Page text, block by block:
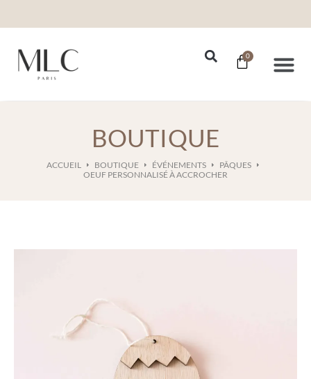
0
BOUTIQUE
ACCUEIL BOUTIQUE ÉVÉNEMENTS
PÂQUES
OEUF PERSONNALISÉ À ACCROCHER